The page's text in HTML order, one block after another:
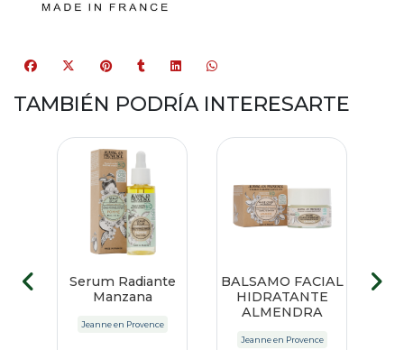
TAMBIÉN PODRÍA INTERESARTE
Serum Radiante
Manzana
Jeanne en Provence
BALSAMO FACIAL
HIDRATANTE
ALMENDRA
Jeanne en Provence